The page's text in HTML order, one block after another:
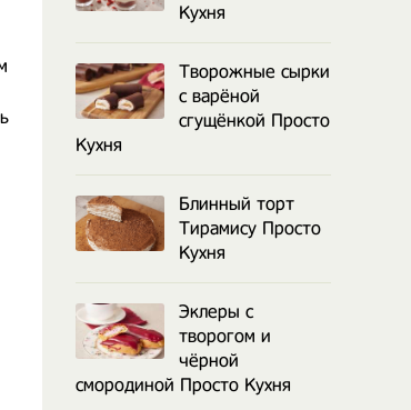
Кухня
Творожные сырки
с варёной
сгущёнкой Просто
Кухня
Блинный торт
Тирамису Просто
Кухня
Эклеры с
творогом и
чёрной
смородиной Просто Кухня